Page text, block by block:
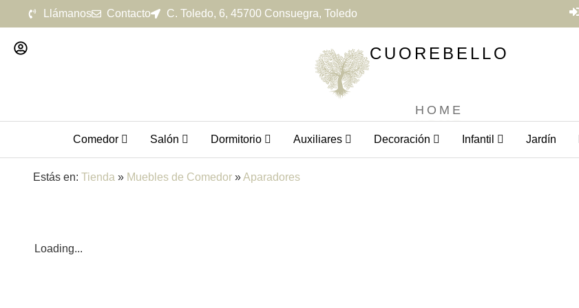
Llámanos Contacto C. Toledo, 6, 45700 Consuegra, Toledo
HOME
CUOREBELLO
Comedor Salón Dormitorio Auxiliares Decoración Infantil Jardín
Estás en: Tienda » Muebles de Comedor »Aparadores
Loading...